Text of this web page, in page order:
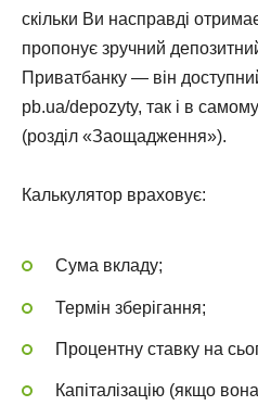
скільки Ви насправді
пропонує зручний
Приватбанку — він
pb.ua/depozyty, так і в
(розділ «Заощадження»).
Калькулятор враховує:
Сума вкладу;
Термін зберігання;
Процентну ставку на
Капіталізацію (якщо